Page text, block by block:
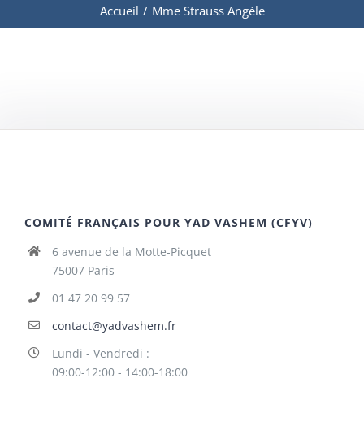
Accueil / Mme Strauss Angèle
COMITÉ FRANÇAIS POUR YAD VASHEM (CFYV)
6 avenue de la Motte-Picquet
75007 Paris
01 47 20 99 57
contact@yadvashem.fr
Lundi - Vendredi :
09:00-12:00 - 14:00-18:00